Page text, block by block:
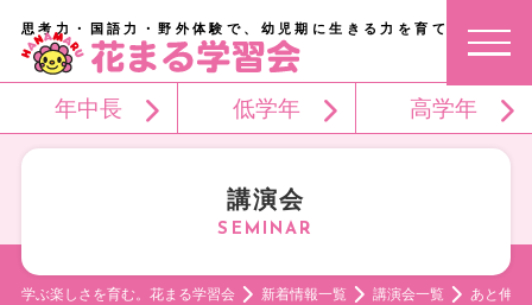
思考力・国語力・野外体験で、幼児期に生きる力を育てる。
年中長 低学年 高学年
講演会
学ぶ楽しさを育む。花まる学習会 新着情報一覧 講演会一覧 あと伸び